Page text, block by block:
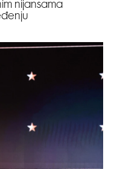
nijansama